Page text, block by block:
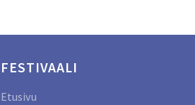
FESTIVAALI
Etusivu